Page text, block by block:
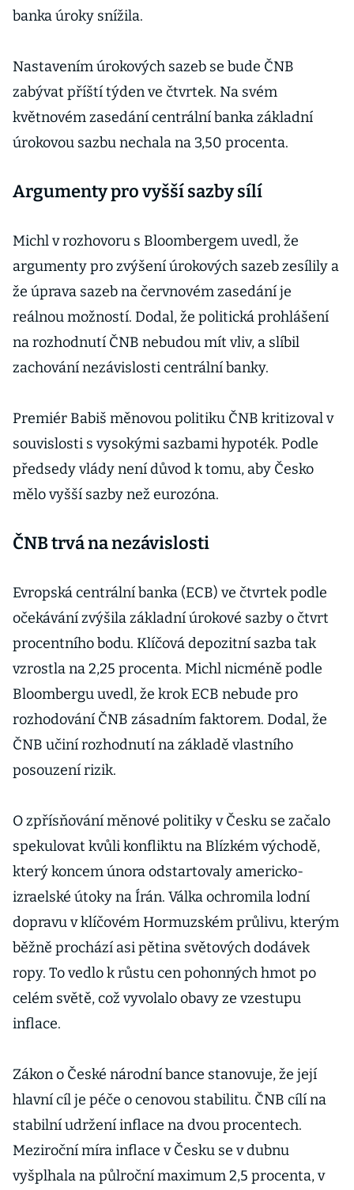
banka úroky snížila.
Nastavením úrokových sazeb se bude ČNB
zabývat příští týden ve čtvrtek. Na svém
květnovém zasedání centrální banka základní
úrokovou sazbu nechala na 3,50 procenta.
Argumenty pro vyšší sazby sílí
Michl v rozhovoru s Bloombergem uvedl, že
argumenty pro zvýšení úrokových sazeb zesílily a
že úprava sazeb na červnovém zasedání je
reálnou možností. Dodal, že politická prohlášení
na rozhodnutí ČNB nebudou mít vliv, a slíbil
zachování nezávislosti centrální banky.
Premiér Babiš měnovou politiku ČNB kritizoval v
souvislosti s vysokými sazbami hypoték. Podle
předsedy vlády není důvod k tomu, aby Česko
mělo vyšší sazby než eurozóna.
ČNB trvá na nezávislosti
Evropská centrální banka (ECB) ve čtvrtek podle
očekávání zvýšila základní úrokové sazby o čtvrt
procentního bodu. Klíčová depozitní sazba tak
vzrostla na 2,25 procenta. Michl nicméně podle
Bloombergu uvedl, že krok ECB nebude pro
rozhodování ČNB zásadním faktorem. Dodal, že
ČNB učiní rozhodnutí na základě vlastního
posouzení rizik.
O zpřísňování měnové politiky v Česku se začalo
spekulovat kvůli konfliktu na Blízkém východě,
který koncem února odstartovaly americko-
izraelské útoky na Írán. Válka ochromila lodní
dopravu v klíčovém Hormuzském průlivu, kterým
běžně prochází asi pětina světových dodávek
ropy. To vedlo k růstu cen pohonných hmot po
celém světě, což vyvolalo obavy ze vzestupu
inflace.
Zákon o České národní bance stanovuje, že její
hlavní cíl je péče o cenovou stabilitu. ČNB cílí na
stabilní udržení inflace na dvou procentech.
Meziroční míra inflace v Česku se v dubnu
vyšplhala na půlroční maximum 2,5 procenta, v